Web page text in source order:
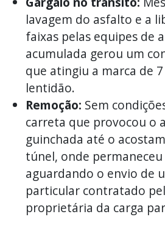
lavagem do asfalto e a
faixas pelas equipes de
acumulada gerou um
que atingiu a marca de
lentidão.
Remoção: Sem
carreta que provocou o
guinchada até o
túnel, onde
aguardando o envio de
particular contratado
proprietária da carga